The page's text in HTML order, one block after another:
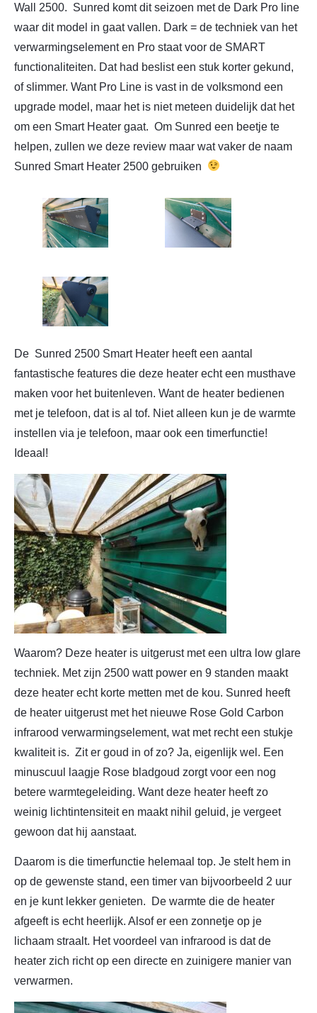
Wall 2500. Sunred komt dit seizoen met de Dark Pro line
waar dit model in gaat vallen. Dark = de techniek van het
verwarmingselement en Pro staat voor de SMART
functionaliteiten. Dat had beslist een stuk korter gekund,
of slimmer. Want Pro Line is vast in de volksmond een
upgrade model, maar het is niet meteen duidelijk dat het
om een Smart Heater gaat. Om Sunred een beetje te
helpen, zullen we deze review maar wat vaker de naam
Sunred Smart Heater 2500 gebruiken
De Sunred 2500 Smart Heater heeft een aantal
fantastische features die deze heater echt een musthave
maken voor het buitenleven. Want de heater bedienen
met je telefoon, dat is al tof. Niet alleen kun je de warmte
instellen via je telefoon, maar ook een timerfunctie!
Ideaal!
Waarom? Deze heater is uitgerust met een ultra low glare
techniek. Met zijn 2500 watt power en 9 standen maakt
deze heater echt korte metten met de kou. Sunred heeft
de heater uitgerust met het nieuwe Rose Gold Carbon
infrarood verwarmingselement, wat met recht een stukje
kwaliteit is. Zit er goud in of zo? Ja, eigenlijk wel. Een
minuscuul laagje Rose bladgoud zorgt voor een nog
betere warmtegeleiding. Want deze heater heeft zo
weinig lichtintensiteit en maakt nihil geluid, je vergeet
gewoon dat hij aanstaat.
Daarom is die timerfunctie helemaal top. Je stelt hem in
op de gewenste stand, een timer van bijvoorbeeld 2 uur
en je kunt lekker genieten. De warmte die de heater
afgeeft is echt heerlijk. Alsof er een zonnetje op je
lichaam straalt. Het voordeel van infrarood is dat de
heater zich richt op een directe en zuinigere manier van
verwarmen.